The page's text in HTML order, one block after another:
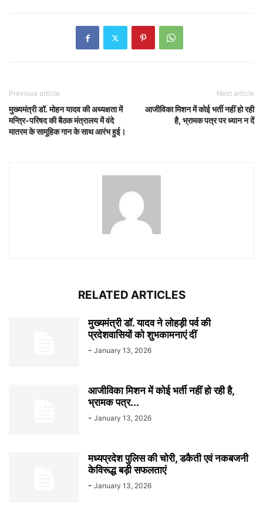
Previous article
मुख्यमंत्री डॉ. मोहन यादव की अध्यक्षता में
मन्त्रि-परिषद की बैठक मंत्रालय में वंदे
मातरम के सामूहिक गान के साथ आरंभ हुई।
Next article
आजीविका मिशन में कोई भर्ती नहीं हो रही
है, भ्रामक पत्र पर ध्यान न दें
RELATED ARTICLES
मुख्यमंत्री डॉ. यादव ने लोहड़ी पर्व की
प्रदेशवासियों को शुभकामनाएं दीं
- January 13, 2026
आजीविका मिशन में कोई भर्ती नहीं हो रही है,
भ्रामक पत्र...
- January 13, 2026
मध्यप्रदेश पुलिस की चोरी, डकैती एवं नकबजनी
केविरूद्ध बड़ी सफलताएं
- January 13, 2026